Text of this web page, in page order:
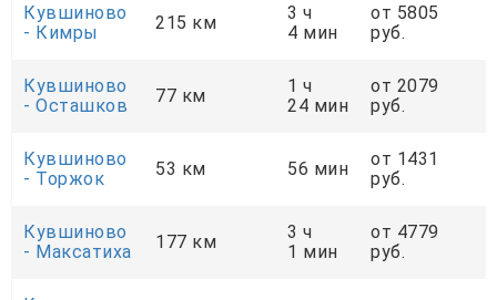
Кувшиново
- Кимры
215 км
3 ч
4 мин
от 5805
руб.
Кувшиново
- Осташков
77 км
1 ч
24 мин
от 2079
руб.
Кувшиново
- Торжок
53 км 56 мин
от 1431
руб.
Кувшиново
- Максатиха
177 км
3 ч
1 мин
от 4779
руб.